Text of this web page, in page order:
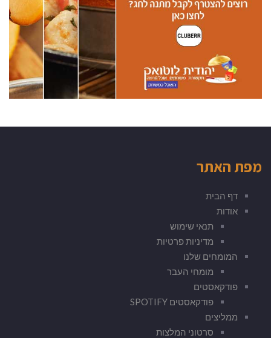
מפת האתר
דף הבית
אודות
תנאי שימוש
מדיניות פרטיות
המומחים שלנו
מומחי העבר
פודקאסטים
פודקאסטים SPOTIFY
ממליצים
סרטוני המלצות